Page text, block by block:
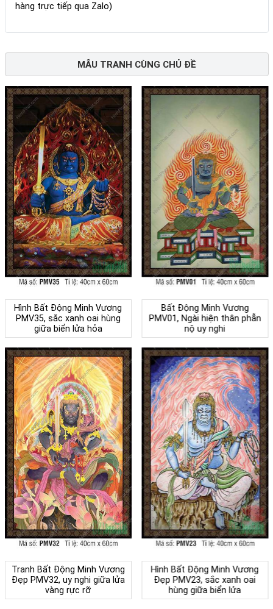
hàng trực tiếp qua Zalo)
MẪU TRANH CÙNG CHỦ ĐỀ
Hình Bất Động Minh Vương
PMV35, sắc xanh oai hùng
giữa biển lửa hỏa
Bất Động Minh Vương
PMV01, Ngài hiện thân phẫn
nộ uy nghi
Tranh Bất Động Minh Vương
Đẹp PMV32, uy nghi giữa lửa
vàng rực rỡ
Hình Bất Động Minh Vương
Đẹp PMV23, sắc xanh oai
hùng giữa biển lửa